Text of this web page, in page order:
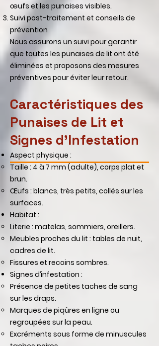
œufs et les punaises visibles.
Suivi post-traitement et conseils de
prévention
Nous assurons un suivi pour garantir
que toutes les punaises de lit ont été
éliminées et proposons des mesures
préventives pour éviter leur retour.
Caractéristiques des
Punaises de Lit et
Signes d’Infestation
Aspect physique :
Taille : 4 à 7 mm (adulte), corps plat et
brun.
Œufs : blancs, très petits, collés sur les
surfaces.
Habitat :
Literie : matelas, sommiers, oreillers.
Meubles proches du lit : tables de nuit,
cadres de lit.
Fissures et recoins sombres.
Signes d’infestation :
Présence de petites taches de sang
sur les draps.
Marques de piqûres en ligne ou
regroupées sur la peau.
Excréments sous forme de minuscules